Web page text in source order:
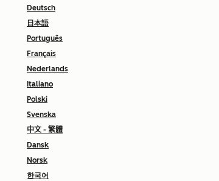
Deutsch
日本語
Português
Français
Nederlands
Italiano
Polski
Svenska
中文 - 繁體
Dansk
Norsk
한국어